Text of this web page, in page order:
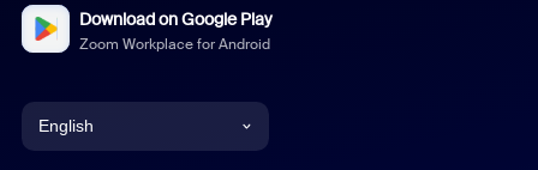
Download on Google Play
Zoom Workplace for Android
English